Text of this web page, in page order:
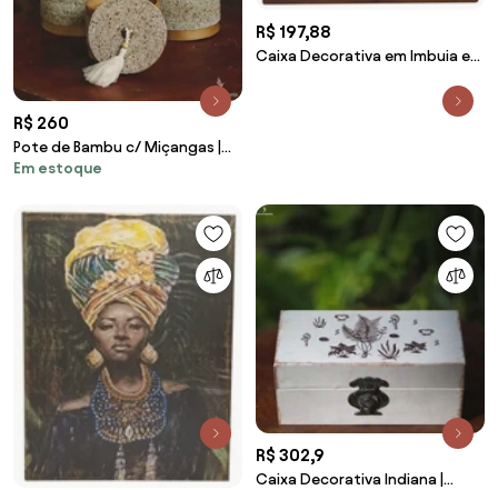
R$ 260
Pote de Bambu c/ Miçangas |
Bali
Em estoque
R$ 197,88
Caixa Decorativa em Imbuia e
R$ 302,9
Caixa Decorativa Indiana |